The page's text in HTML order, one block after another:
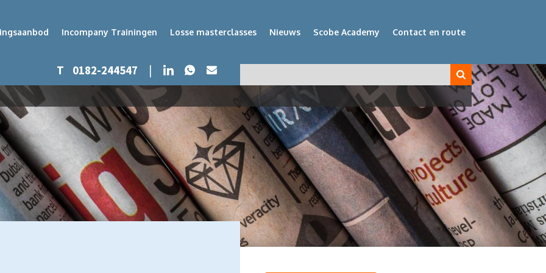
Incompany Trainingen Losse masterclasses Nieuws Scobe Academy Contact en route
T 0182-244547 | LinkedInWhatsapp